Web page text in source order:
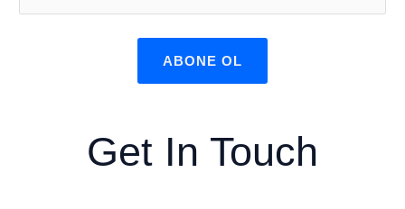
ABONE OL
Get In Touch